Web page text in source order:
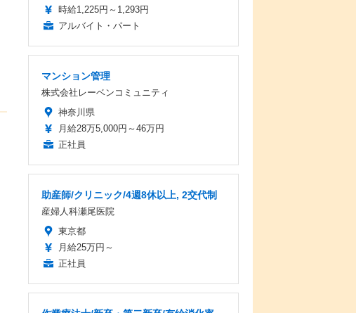
時給1,225円～1,293円
アルバイト・パート
マンション管理
株式会社レーベンコミュニティ
神奈川県
月給28万5,000円～46万円
正社員
助産師/クリニック/4週8休以上, 2交代制
産婦人科瀬尾医院
東京都
月給25万円～
正社員